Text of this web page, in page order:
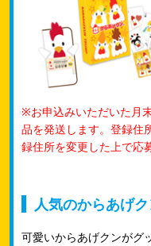
※お申込みいただいた月
品を発送します。​登録住
録住所を変更した上で応
人気のからあげ
可愛いからあげクンがグ